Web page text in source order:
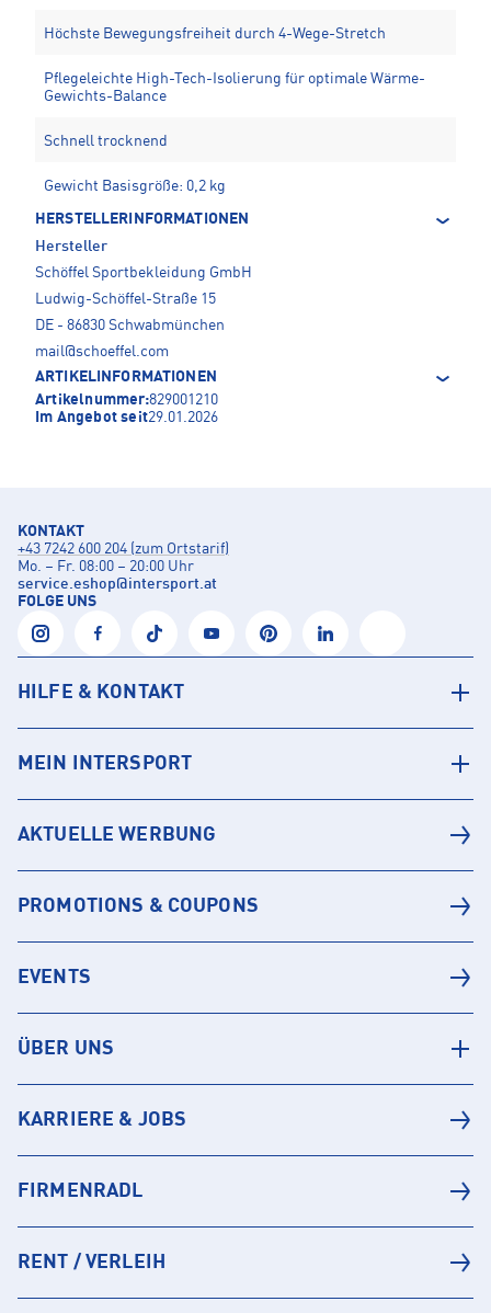
Höchste Bewegungsfreiheit durch 4-Wege-Stretch
Pflegeleichte High-Tech-Isolierung für optimale Wärme-
Gewichts-Balance
Schnell trocknend
Gewicht Basisgröße: 0,2 kg
HERSTELLERINFORMATIONEN
Hersteller
Schöffel Sportbekleidung GmbH
Ludwig-Schöffel-Straße 15
DE - 86830 Schwabmünchen
mail@schoeffel.com
ARTIKELINFORMATIONEN
Artikelnummer:829001210
Im Angebot seit29.01.2026
KONTAKT
+43 7242 600 204 (zum Ortstarif)
Mo. – Fr. 08:00 – 20:00 Uhr
service.eshop@intersport.at
FOLGE UNS
HILFE & KONTAKT
MEIN INTERSPORT
AKTUELLE WERBUNG
PROMOTIONS & COUPONS
EVENTS
ÜBER UNS
KARRIERE & JOBS
FIRMENRADL
RENT / VERLEIH